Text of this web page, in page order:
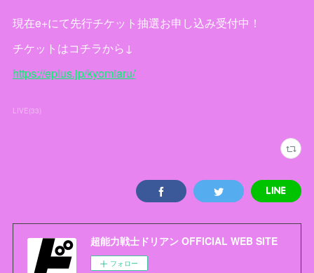
現在e+にて先行チケット抽選お申し込み受付中！
チケットはコチラから↓
https://eplus.jp/kyomiaru/
LIVE(33)
超能力戦士ドリアン OFFICIAL WEB SITE
フォロー